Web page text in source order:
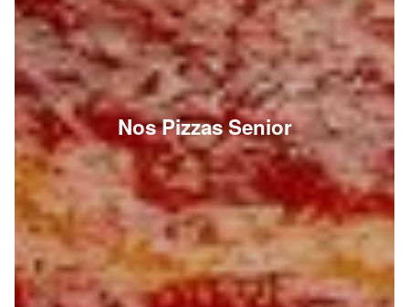
Nos Pizzas Senior